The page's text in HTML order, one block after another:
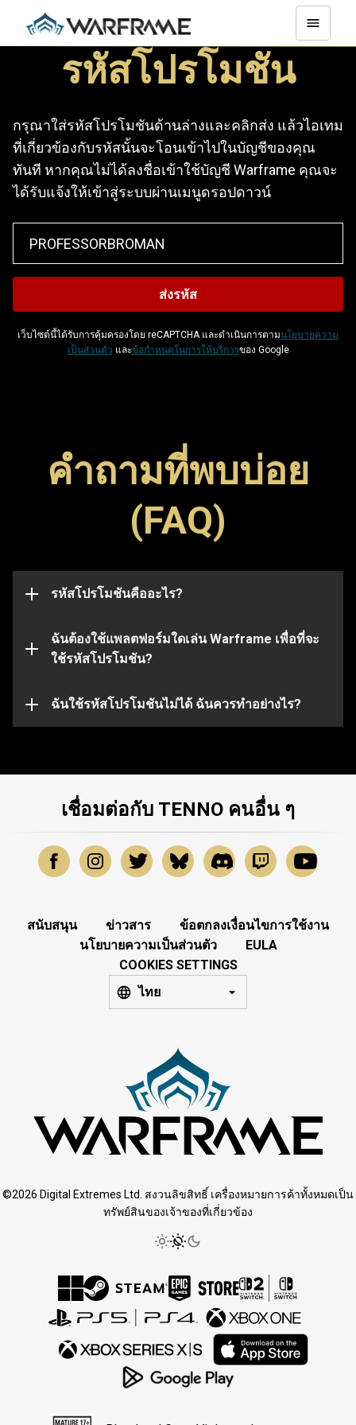
รหัสโปรโมชัน
กรุณาใส่รหัสโปรโมชันด้านล่างและคลิกส่ง แล้วไอเทม
ที่เกี่ยวข้องกับรหัสนั้นจะโอนเข้าไปในบัญชีของคุณ
ทันที หากคุณไม่ได้ลงชื่อเข้าใช้บัญชี Warframe คุณจะ
ได้รับแจ้งให้เข้าสู่ระบบผ่านเมนูดรอปดาวน์
เว็บไซต์นี้ได้รับการคุ้มครองโดย reCAPTCHA และดำเนินการตามนโยบายความ
เป็นส่วนตัว และข้อกำหนดในการให้บริการของ Google
คำถามที่พบบ่อย
(FAQ)
รหัสโปรโมชันคืออะไร?
ล็อกไอเทมต่าง ๆ ในเกม เช่น ภาพสัญลักษณ์ (Glyph) บูส
เตอร์ หรืออาวุธ โปรดทราบว่า รหัสมักจะมีวันหมดอายุ
โปรโมชันอาจเชื่อมโยงกับบัญชีบางบัญชี และจะใช้ได้
กับบัญชีที่ส่งรหัสไปในตอนแรกเท่านั้น
ฉันต้องใช้แพลตฟอร์มใดเล่น Warframe เพื่อที่จะ
ใช้รหัสโปรโมชัน?
สามารถกรอกรหัสโปรโมชันในเพจนี้เพื่อแลกรหัสและ
รับไอเทมได้ไม่ว่าคุณจะใช้แพลตฟอร์มใดในการเล่น
แต่โปรดทราบว่า รหัสบางรหัสจะใช้ได้กับบาง
ได้เข้าสู่ระบบด้วยบัญชี Warframe ที่เชื่อมโยงกับ
แพลตฟอร์มที่คุณเลือก
ฉันใช้รหัสโปรโมชันไม่ได้ ฉันควรทำอย่างไร?
รหัสโปรโมชันที่คุณใช้อาจหมดอายุหรือใช้ไปแล้ว หาก
เรื่องไปที่ทีมสนับสนุนของเรา
เชื่อมต่อกับ TENNO คนอื่น ๆ
สนับสนุน ข่าวสาร
ข้อตกลงเงื่อนไขการใช้งาน
นโยบายความเป็นส่วนตัว
EULA
COOKIES SETTINGS
ไทย
©2026 Digital Extremes Ltd. สงวนลิขสิทธิ์ เครื่องหมายการค้าทั้งหมดเป็น
ทรัพย์สินของเจ้าของที่เกี่ยวข้อง